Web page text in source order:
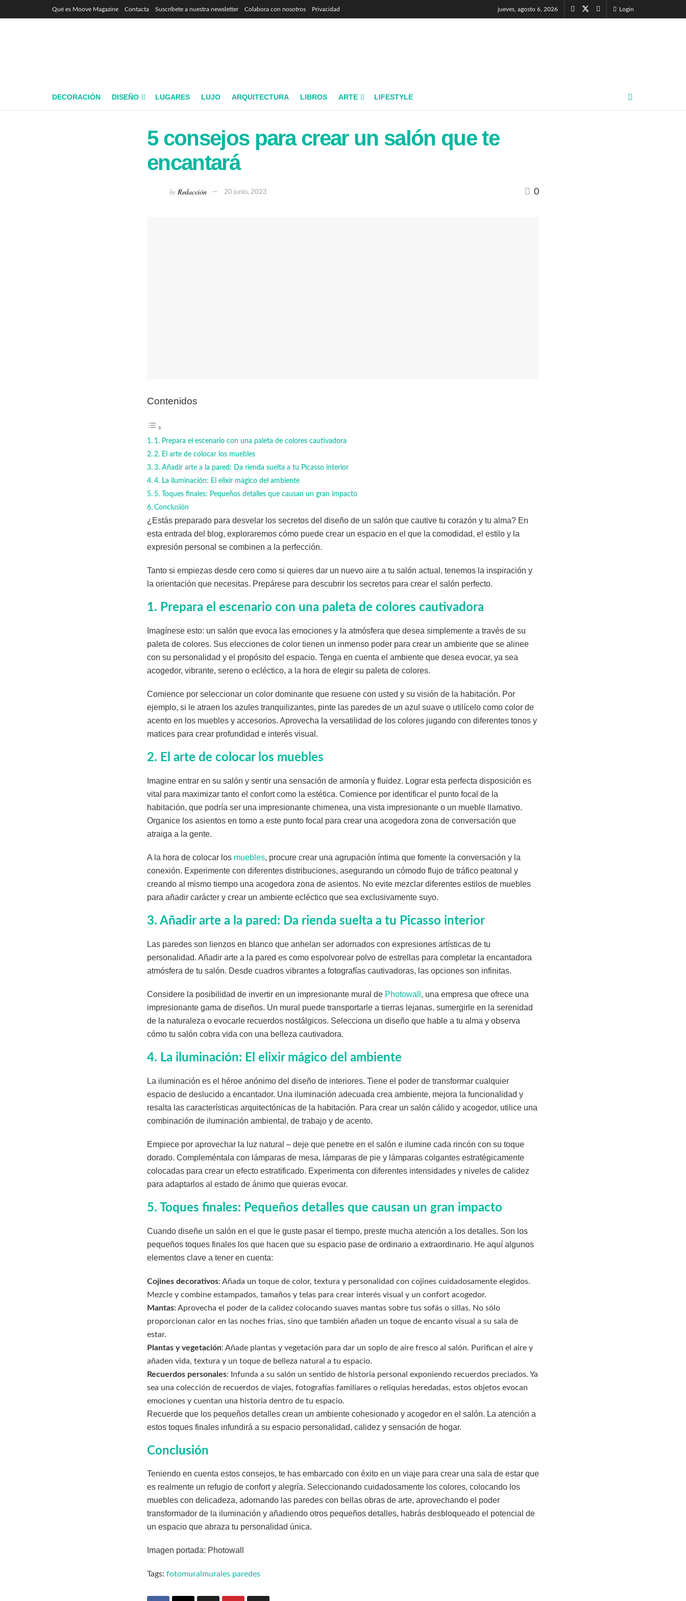
Qué es Moove Magazine Contacta Suscríbete a nuestra newsletter Colabora con nosotros Privacidad jueves, agosto 6, 2026 Login
DECORACIÓN DISEÑO LUGARES LUJO ARQUITECTURA LIBROS ARTE LIFESTYLE
5 consejos para crear un salón que te
encantará
by Redacción 20 junio, 2023 0
Contenidos
1. Prepara el escenario con una paleta de colores cautivadora
2. El arte de colocar los muebles
3. Añadir arte a la pared: Da rienda suelta a tu Picasso interior
4. La iluminación: El elixir mágico del ambiente
5. Toques finales: Pequeños detalles que causan un gran impacto
Conclusión
¿Estás preparado para desvelar los secretos del diseño de un salón que cautive tu corazón y tu alma? En
esta entrada del blog, exploraremos cómo puede crear un espacio en el que la comodidad, el estilo y la
expresión personal se combinen a la perfección.
Tanto si empiezas desde cero como si quieres dar un nuevo aire a tu salón actual, tenemos la inspiración y
la orientación que necesitas. Prepárese para descubrir los secretos para crear el salón perfecto.
1. Prepara el escenario con una paleta de colores cautivadora
Imagínese esto: un salón que evoca las emociones y la atmósfera que desea simplemente a través de su
paleta de colores. Sus elecciones de color tienen un inmenso poder para crear un ambiente que se alinee
con su personalidad y el propósito del espacio. Tenga en cuenta el ambiente que desea evocar, ya sea
acogedor, vibrante, sereno o ecléctico, a la hora de elegir su paleta de colores.
Comience por seleccionar un color dominante que resuene con usted y su visión de la habitación. Por
ejemplo, si le atraen los azules tranquilizantes, pinte las paredes de un azul suave o utilícelo como color de
acento en los muebles y accesorios. Aprovecha la versatilidad de los colores jugando con diferentes tonos y
matices para crear profundidad e interés visual.
2. El arte de colocar los muebles
Imagine entrar en su salón y sentir una sensación de armonía y fluidez. Lograr esta perfecta disposición es
vital para maximizar tanto el confort como la estética. Comience por identificar el punto focal de la
habitación, que podría ser una impresionante chimenea, una vista impresionante o un mueble llamativo.
Organice los asientos en torno a este punto focal para crear una acogedora zona de conversación que
atraiga a la gente.
A la hora de colocar los muebles, procure crear una agrupación íntima que fomente la conversación y la
conexión. Experimente con diferentes distribuciones, asegurando un cómodo flujo de tráfico peatonal y
creando al mismo tiempo una acogedora zona de asientos. No evite mezclar diferentes estilos de muebles
para añadir carácter y crear un ambiente ecléctico que sea exclusivamente suyo.
3. Añadir arte a la pared: Da rienda suelta a tu Picasso interior
Las paredes son lienzos en blanco que anhelan ser adornados con expresiones artísticas de tu
personalidad. Añadir arte a la pared es como espolvorear polvo de estrellas para completar la encantadora
atmósfera de tu salón. Desde cuadros vibrantes a fotografías cautivadoras, las opciones son infinitas.
Considere la posibilidad de invertir en un impresionante mural de Photowall , una empresa que ofrece una
impresionante gama de diseños. Un mural puede transportarle a tierras lejanas, sumergirle en la serenidad
de la naturaleza o evocarle recuerdos nostálgicos. Selecciona un diseño que hable a tu alma y observa
cómo tu salón cobra vida con una belleza cautivadora.
4. La iluminación: El elixir mágico del ambiente
La iluminación es el héroe anónimo del diseño de interiores. Tiene el poder de transformar cualquier
espacio de deslucido a encantador. Una iluminación adecuada crea ambiente, mejora la funcionalidad y
resalta las características arquitectónicas de la habitación. Para crear un salón cálido y acogedor, utilice una
combinación de iluminación ambiental, de trabajo y de acento.
Empiece por aprovechar la luz natural – deje que penetre en el salón e ilumine cada rincón con su toque
dorado. Compleméntala con lámparas de mesa, lámparas de pie y lámparas colgantes estratégicamente
colocadas para crear un efecto estratificado. Experimenta con diferentes intensidades y niveles de calidez
para adaptarlos al estado de ánimo que quieras evocar.
5. Toques finales: Pequeños detalles que causan un gran impacto
Cuando diseñe un salón en el que le guste pasar el tiempo, preste mucha atención a los detalles. Son los
pequeños toques finales los que hacen que su espacio pase de ordinario a extraordinario. He aquí algunos
elementos clave a tener en cuenta:
Cojines decorativos: Añada un toque de color, textura y personalidad con cojines cuidadosamente elegidos.
Mezcle y combine estampados, tamaños y telas para crear interés visual y un confort acogedor.
Mantas: Aprovecha el poder de la calidez colocando suaves mantas sobre tus sofás o sillas. No sólo
proporcionan calor en las noches frías, sino que también añaden un toque de encanto visual a su sala de
estar.
Plantas y vegetación: Añade plantas y vegetación para dar un soplo de aire fresco al salón. Purifican el aire y
añaden vida, textura y un toque de belleza natural a tu espacio.
Recuerdos personales: Infunda a su salón un sentido de historia personal exponiendo recuerdos preciados. Ya
sea una colección de recuerdos de viajes, fotografías familiares o reliquias heredadas, estos objetos evocan
emociones y cuentan una historia dentro de tu espacio.
Recuerde que los pequeños detalles crean un ambiente cohesionado y acogedor en el salón. La atención a
estos toques finales infundirá a su espacio personalidad, calidez y sensación de hogar.
Conclusión
Teniendo en cuenta estos consejos, te has embarcado con éxito en un viaje para crear una sala de estar que
es realmente un refugio de confort y alegría. Seleccionando cuidadosamente los colores, colocando los
muebles con delicadeza, adornando las paredes con bellas obras de arte, aprovechando el poder
transformador de la iluminación y añadiendo otros pequeños detalles, habrás desbloqueado el potencial de
un espacio que abraza tu personalidad única.
Imagen portada: Photowall
Tags: fotomural murales paredes